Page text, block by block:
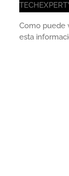
Como puede
esta